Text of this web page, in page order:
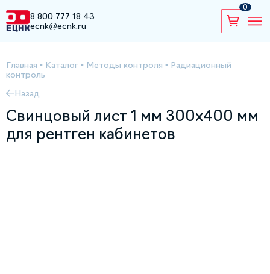
8 800 777 18 43
ecnk@ecnk.ru
0
Главная • Каталог • Методы контроля • Радиационный
контроль
Назад
Свинцовый лист 1 мм 300х400 мм
для рентген кабинетов